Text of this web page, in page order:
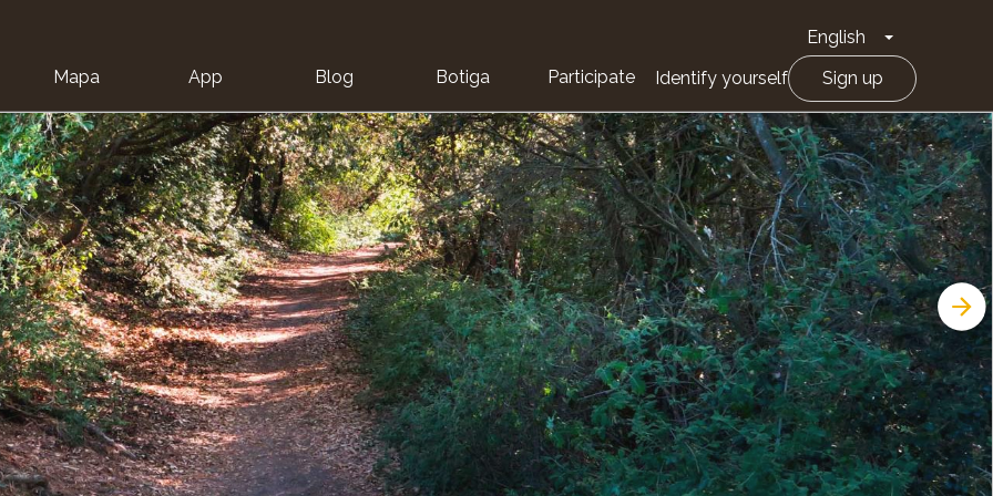
English Toggle
Mapa App Blog Botiga Participate Identify yourself Sign up